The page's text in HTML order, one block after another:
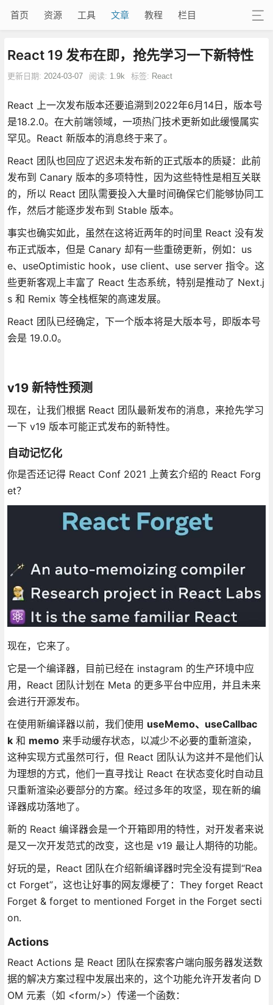
首页 资源 工具 文章 教程 栏目
React 19 发布在即，抢先学习一下新特性
更新日期: 2024-03-07 阅读: 1.9k 标签: React
React 上一次发布版本还要追溯到2022年6月14日，版本号
是18.2.0。在大前端领域，一项热门技术更新如此缓慢属实
罕见。React 新版本的消息终于来了。
React 团队也回应了迟迟未发布新的正式版本的质疑：此前
发布到 Canary 版本的多项特性，因为这些特性是相互关联
的，所以 React 团队需要投入大量时间确保它们能够协同工
作，然后才能逐步发布到 Stable 版本。
事实也确实如此，虽然在这将近两年的时间里 React 没有发
布正式版本，但是 Canary 却有一些重磅更新，例如：us
e、useOptimistic hook，use client、use server 指令。这
些更新客观上丰富了 React 生态系统，特别是推动了 Next.j
s 和 Remix 等全栈框架的高速发展。
React 团队已经确定，下一个版本将是大版本号，即版本号
会是 19.0.0。
v19 新特性预测
现在，让我们根据 React 团队最新发布的消息，来抢先学习
一下 v19 版本可能正式发布的新特性。
自动记忆化
你是否还记得 React Conf 2021 上黄玄介绍的 React Forg
et？
现在，它来了。
它是一个编译器，目前已经在 instagram 的生产环境中应
用，React 团队计划在 Meta 的更多平台中应用，并且未来
会进行开源发布。
在使用新编译器以前，我们使用 useMemo、 useCallbac
k和 memo来手动缓存状态，以减少不必要的重新渲染，
这种实现方式虽然可行，但 React 团队认为这并不是他们认
为理想的方式，他们一直寻找让 React 在状态变化时自动且
只重新渲染必要部分的方案。经过多年的攻坚，现在新的编
译器成功落地了。
新的 React 编译器会是一个开箱即用的特性，对开发者来说
是又一次开发范式的改变，这也是 v19 最让人期待的功能。
好玩的是，React 团队在介绍新编译器时完全没有提到“Rea
ct Forget”，这也让好事的网友爆梗了：They forget React
Forget & forget to mentioned Forget in the Forget secti
on.
Actions
React Actions 是 React 团队在探索客户端向服务器发送数
据的解决方案过程中发展出来的，这个功能允许开发者向 D
OM 元素（如 <form/>）传递一个函数：